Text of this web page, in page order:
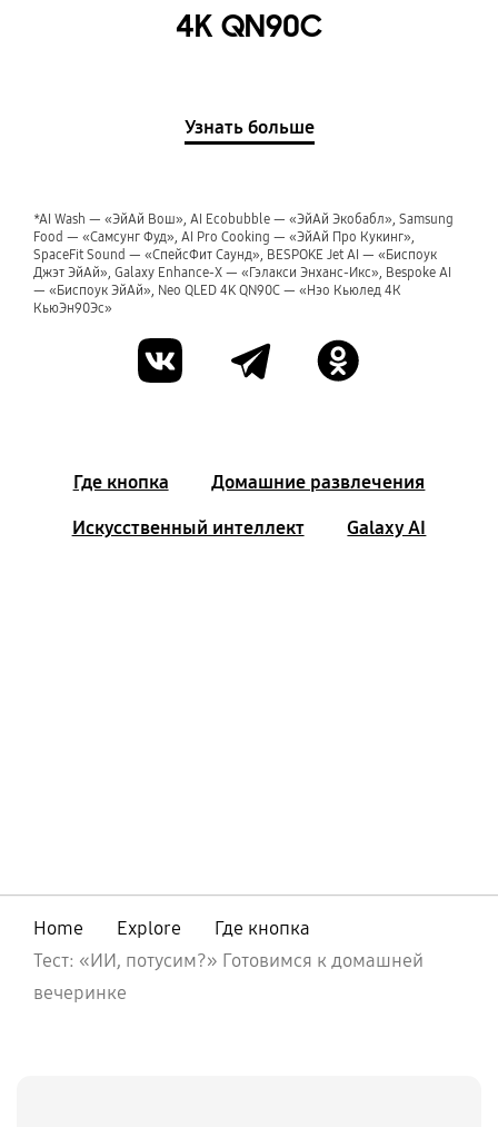
4K QN90C
Узнать больше
*AI Wash — «ЭйАй Вош», AI Ecobubble — «ЭйАй Экобабл», Samsung
Food — «Самсунг Фуд», AI Pro Cooking — «ЭйАй Про Кукинг»,
SpaceFit Sound — «СпейсФит Саунд», BESPOKE Jet AI — «Биспоук
Джэт ЭйАй», Galaxy Enhance-X — «Гэлакси Энханс-Икс», Bespoke AI
— «Биспоук ЭйАй», Neo QLED 4K QN90C — «Нэо Кьюлед 4К
КьюЭн90Эс»
Где кнопка
Домашние развлечения
Искусственный интеллект
Galaxy AI
Home Explore
Где кнопка
Тест: «ИИ, потусим?» Готовимся к домашней
вечеринке